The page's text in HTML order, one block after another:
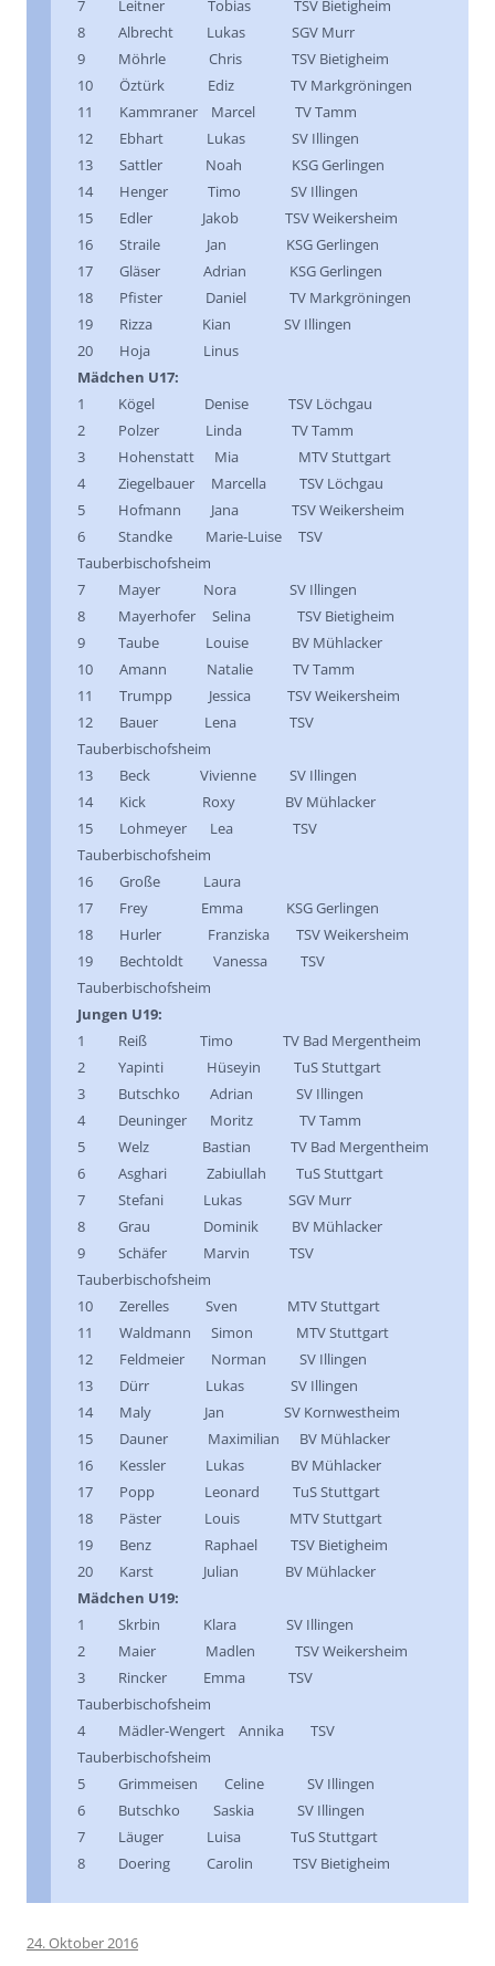
7 Leitner Tobias TSV Bietigheim
8 Albrecht Lukas SGV Murr
9 Möhrle Chris TSV Bietigheim
10 Öztürk Ediz TV Markgröningen
11 Kammraner Marcel TV Tamm
12 Ebhart Lukas SV Illingen
13 Sattler Noah KSG Gerlingen
14 Henger Timo SV Illingen
15 Edler Jakob TSV Weikersheim
16 Straile Jan KSG Gerlingen
17 Gläser Adrian KSG Gerlingen
18 Pfister Daniel TV Markgröningen
19 Rizza Kian SV Illingen
20 Hoja Linus
Mädchen U17:
1 Kögel Denise TSV Löchgau
2 Polzer Linda TV Tamm
3 Hohenstatt Mia MTV Stuttgart
4 Ziegelbauer Marcella TSV Löchgau
5 Hofmann Jana TSV Weikersheim
6 Standke Marie-Luise TSV
Tauberbischofsheim
7 Mayer Nora SV Illingen
8 Mayerhofer Selina TSV Bietigheim
9 Taube Louise BV Mühlacker
10 Amann Natalie TV Tamm
11 Trumpp Jessica TSV Weikersheim
12 Bauer Lena TSV
Tauberbischofsheim
13 Beck Vivienne SV Illingen
14 Kick Roxy BV Mühlacker
15 Lohmeyer Lea TSV
Tauberbischofsheim
16 Große Laura
17 Frey Emma KSG Gerlingen
18 Hurler Franziska TSV Weikersheim
19 Bechtoldt Vanessa TSV
Tauberbischofsheim
Jungen U19:
1 Reiß Timo TV Bad Mergentheim
2 Yapinti Hüseyin TuS Stuttgart
3 Butschko Adrian SV Illingen
4 Deuninger Moritz TV Tamm
5 Welz Bastian TV Bad Mergentheim
6 Asghari Zabiullah TuS Stuttgart
7 Stefani Lukas SGV Murr
8 Grau Dominik BV Mühlacker
9 Schäfer Marvin TSV
Tauberbischofsheim
10 Zerelles Sven MTV Stuttgart
11 Waldmann Simon MTV Stuttgart
12 Feldmeier Norman SV Illingen
13 Dürr Lukas SV Illingen
14 Maly Jan SV Kornwestheim
15 Dauner Maximilian BV Mühlacker
16 Kessler Lukas BV Mühlacker
17 Popp Leonard TuS Stuttgart
18 Päster Louis MTV Stuttgart
19 Benz Raphael TSV Bietigheim
20 Karst Julian BV Mühlacker
Mädchen U19:
1 Skrbin Klara SV Illingen
2 Maier Madlen TSV Weikersheim
3 Rincker Emma TSV
Tauberbischofsheim
4 Mädler-Wengert Annika TSV
Tauberbischofsheim
5 Grimmeisen Celine SV Illingen
6 Butschko Saskia SV Illingen
7 Läuger Luisa TuS Stuttgart
8 Doering Carolin TSV Bietigheim
24. Oktober 2016